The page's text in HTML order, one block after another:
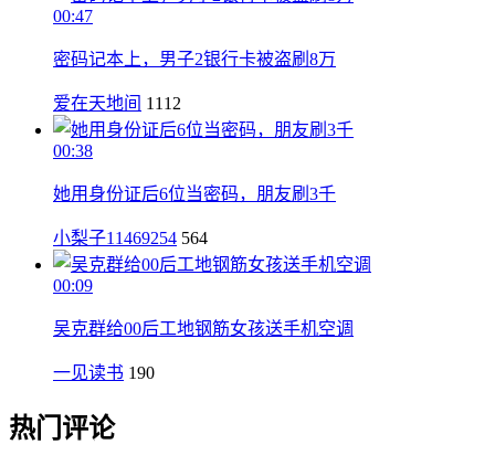
00:47
密码记本上，男子2银行卡被盗刷8万
爱在天地间 1112
00:38
她用身份证后6位当密码，朋友刷3千
小梨子11469254 564
00:09
吴克群给00后工地钢筋女孩送手机空调
一见读书 190
热门评论